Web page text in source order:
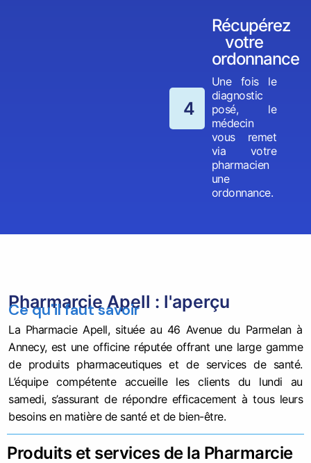
4
Récupérez
votre
ordonnance
Une fois le
diagnostic
posé, le
médecin
vous remet
via votre
pharmacien
une
ordonnance.
Pharmarcie Apell : l'aperçu
Ce qu'il faut savoir
La Pharmacie Apell, située au 46 Avenue du Parmelan à
Annecy, est une officine réputée offrant une large gamme
de produits pharmaceutiques et de services de santé.
L’équipe compétente accueille les clients du lundi au
samedi, s’assurant de répondre efficacement à tous leurs
besoins en matière de santé et de bien-être.
Produits et services de la Pharmarcie